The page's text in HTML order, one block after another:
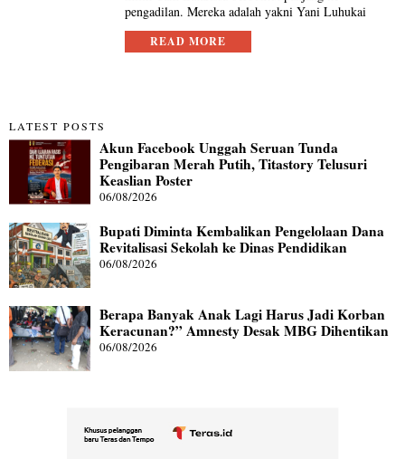
pengadilan. Mereka adalah yakni Yani Luhukai
READ MORE
LATEST POSTS
Akun Facebook Unggah Seruan Tunda
Pengibaran Merah Putih, Titastory Telusuri
Keaslian Poster
06/08/2026
Bupati Diminta Kembalikan Pengelolaan Dana
Revitalisasi Sekolah ke Dinas Pendidikan
06/08/2026
Berapa Banyak Anak Lagi Harus Jadi Korban
Keracunan?” Amnesty Desak MBG Dihentikan
06/08/2026